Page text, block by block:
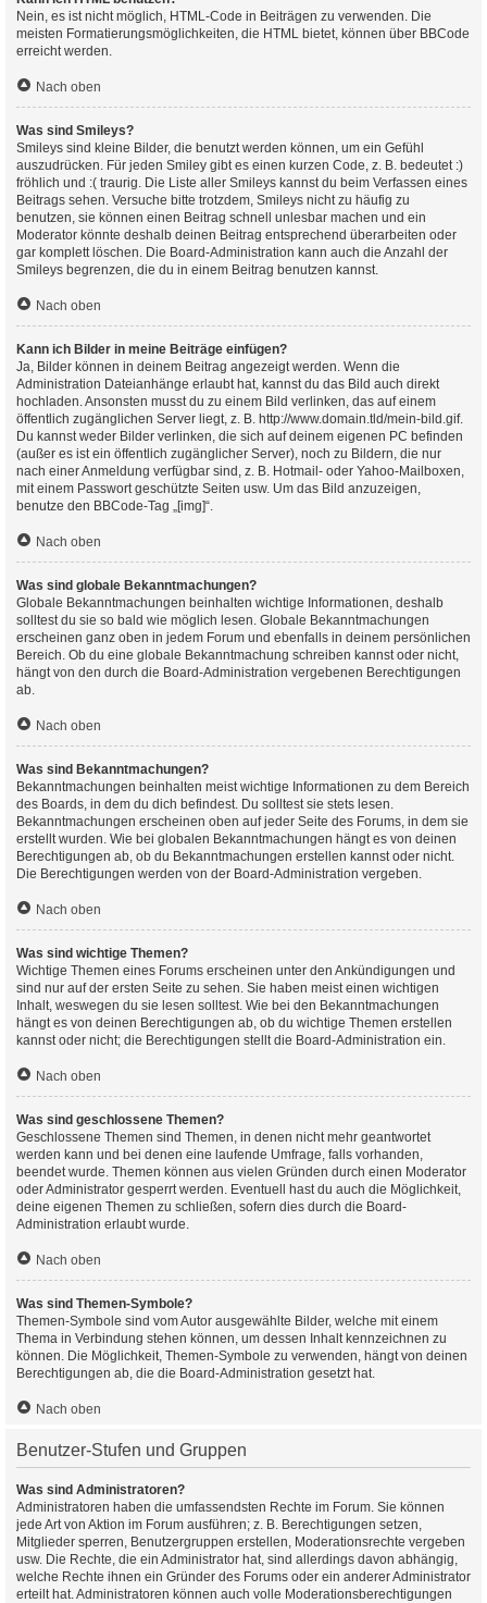
Nein, es ist nicht möglich, HTML-Code in Beiträgen zu verwenden. Die
meisten Formatierungsmöglichkeiten, die HTML bietet, können über BBCode
erreicht werden.
Nach oben
Was sind Smileys?
Smileys sind kleine Bilder, die benutzt werden können, um ein Gefühl
auszudrücken. Für jeden Smiley gibt es einen kurzen Code, z. B. bedeutet :)
fröhlich und :( traurig. Die Liste aller Smileys kannst du beim Verfassen eines
Beitrags sehen. Versuche bitte trotzdem, Smileys nicht zu häufig zu
benutzen, sie können einen Beitrag schnell unlesbar machen und ein
Moderator könnte deshalb deinen Beitrag entsprechend überarbeiten oder
gar komplett löschen. Die Board-Administration kann auch die Anzahl der
Smileys begrenzen, die du in einem Beitrag benutzen kannst.
Nach oben
Kann ich Bilder in meine Beiträge einfügen?
Ja, Bilder können in deinem Beitrag angezeigt werden. Wenn die
Administration Dateianhänge erlaubt hat, kannst du das Bild auch direkt
hochladen. Ansonsten musst du zu einem Bild verlinken, das auf einem
öffentlich zugänglichen Server liegt, z. B. http://www.domain.tld/mein-bild.gif.
Du kannst weder Bilder verlinken, die sich auf deinem eigenen PC befinden
(außer es ist ein öffentlich zugänglicher Server), noch zu Bildern, die nur
nach einer Anmeldung verfügbar sind, z. B. Hotmail- oder Yahoo-Mailboxen,
mit einem Passwort geschützte Seiten usw. Um das Bild anzuzeigen,
benutze den BBCode-Tag „[img]“.
Nach oben
Was sind globale Bekanntmachungen?
Globale Bekanntmachungen beinhalten wichtige Informationen, deshalb
solltest du sie so bald wie möglich lesen. Globale Bekanntmachungen
erscheinen ganz oben in jedem Forum und ebenfalls in deinem persönlichen
Bereich. Ob du eine globale Bekanntmachung schreiben kannst oder nicht,
hängt von den durch die Board-Administration vergebenen Berechtigungen
ab.
Nach oben
Was sind Bekanntmachungen?
Bekanntmachungen beinhalten meist wichtige Informationen zu dem Bereich
des Boards, in dem du dich befindest. Du solltest sie stets lesen.
Bekanntmachungen erscheinen oben auf jeder Seite des Forums, in dem sie
erstellt wurden. Wie bei globalen Bekanntmachungen hängt es von deinen
Berechtigungen ab, ob du Bekanntmachungen erstellen kannst oder nicht.
Die Berechtigungen werden von der Board-Administration vergeben.
Nach oben
Was sind wichtige Themen?
Wichtige Themen eines Forums erscheinen unter den Ankündigungen und
sind nur auf der ersten Seite zu sehen. Sie haben meist einen wichtigen
Inhalt, weswegen du sie lesen solltest. Wie bei den Bekanntmachungen
hängt es von deinen Berechtigungen ab, ob du wichtige Themen erstellen
kannst oder nicht; die Berechtigungen stellt die Board-Administration ein.
Nach oben
Was sind geschlossene Themen?
Geschlossene Themen sind Themen, in denen nicht mehr geantwortet
werden kann und bei denen eine laufende Umfrage, falls vorhanden,
beendet wurde. Themen können aus vielen Gründen durch einen Moderator
oder Administrator gesperrt werden. Eventuell hast du auch die Möglichkeit,
deine eigenen Themen zu schließen, sofern dies durch die Board-
Administration erlaubt wurde.
Nach oben
Was sind Themen-Symbole?
Themen-Symbole sind vom Autor ausgewählte Bilder, welche mit einem
Thema in Verbindung stehen können, um dessen Inhalt kennzeichnen zu
können. Die Möglichkeit, Themen-Symbole zu verwenden, hängt von deinen
Berechtigungen ab, die die Board-Administration gesetzt hat.
Nach oben
Benutzer-Stufen und Gruppen
Was sind Administratoren?
Administratoren haben die umfassendsten Rechte im Forum. Sie können
jede Art von Aktion im Forum ausführen; z. B. Berechtigungen setzen,
Mitglieder sperren, Benutzergruppen erstellen, Moderationsrechte vergeben
usw. Die Rechte, die ein Administrator hat, sind allerdings davon abhängig,
welche Rechte ihnen ein Gründer des Forums oder ein anderer Administrator
erteilt hat. Administratoren können auch volle Moderationsberechtigungen